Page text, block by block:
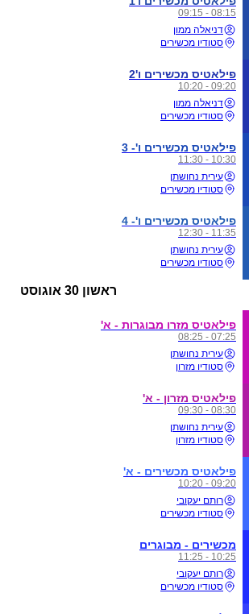
08:15 - 09:15
דניאלה ממון
סטודיו מכשירים
פילאטיס מכשירים ו'2
09:20 - 10:20
דניאלה ממון
סטודיו מכשירים
פילאטיס מכשירים ו'- 3
10:30 - 11:30
עירית נחושתן
סטודיו מכשירים
פילאטיס מכשירים ו'- 4
11:35 - 12:30
עירית נחושתן
סטודיו מכשירים
ראשון 30 אוגוסט
פילאטיס מזרו מבוגרות - א'
07:25 - 08:25
עירית נחושתן
סטודיו מזרון
פילאטיס מזרון - א'
08:30 - 09:30
עירית נחושתן
סטודיו מזרון
פילאטיס מכשירים - א'
09:20 - 10:20
רותם יעקובי
סטודיו מכשירים
מכשירים - מבוגרים
10:25 - 11:25
רותם יעקובי
סטודיו מכשירים